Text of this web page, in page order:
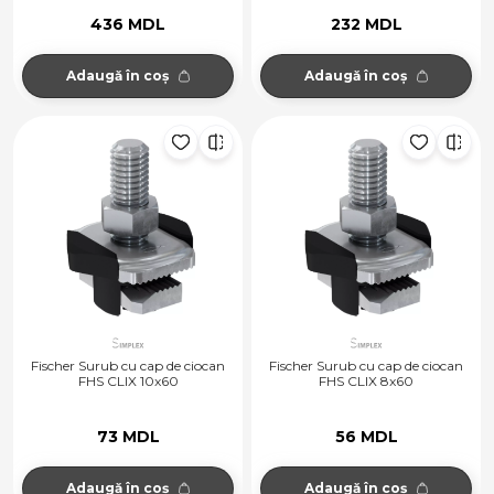
436 MDL
Adaugă în coș
232 MDL
Adaugă în coș
Fischer Surub cu cap de ciocan
FHS CLIX 10x60
73 MDL
Adaugă în coș
Fischer Surub cu cap de ciocan
FHS CLIX 8x60
56 MDL
Adaugă în coș